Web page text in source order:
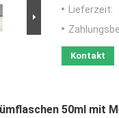
Lieferzeit:
Kontakt
50ml mit